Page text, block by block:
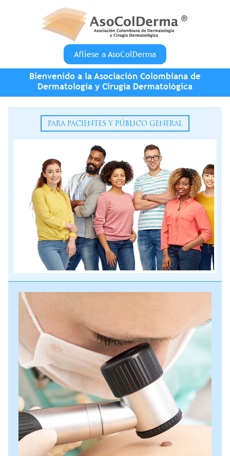
Pasar al contenido principal
Aflíese a AsoColDerma
Bienvenido a la Asociación Colombiana de
Dermatología y Cirugía Dermatológica
PARA PACIENTES Y PÚBLICO GENERAL